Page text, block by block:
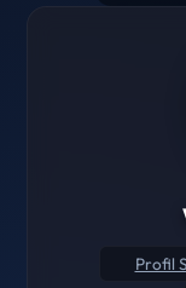
Profil